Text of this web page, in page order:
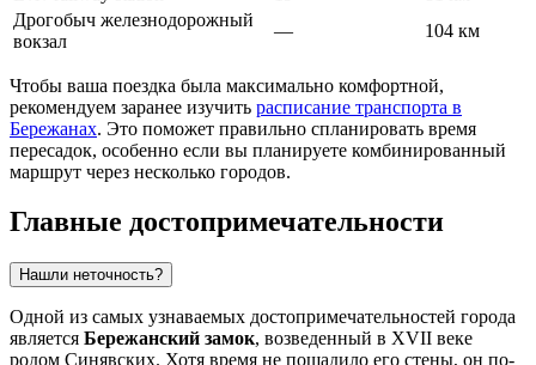
Дрогобыч железнодорожный
вокзал
— 104 км
Чтобы ваша поездка была максимально комфортной,
рекомендуем заранее изучить расписание транспорта в
Бережанах. Это поможет правильно спланировать время
пересадок, особенно если вы планируете комбинированный
маршрут через несколько городов.
Главные достопримечательности
Нашли неточность?
Одной из самых узнаваемых достопримечательностей города
является Бережанский замок, возведенный в XVII веке
родом Синявских. Хотя время не пощадило его стены, он по-